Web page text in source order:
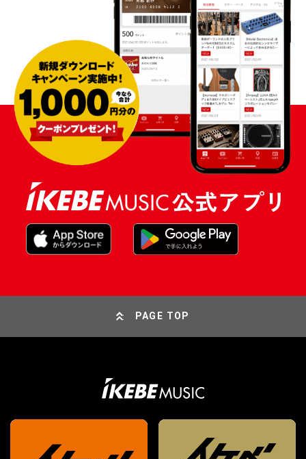
PAGE TOP